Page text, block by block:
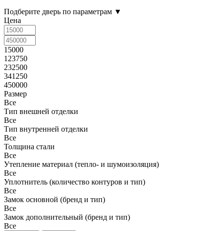
Подберите дверь по параметрам ▼
Цена
15000
123750
232500
341250
450000
Размер
Все
Тип внешней отделки
Все
Тип внутренней отделки
Все
Толщина стали
Все
Утепление материал (тепло- и шумоизоляция)
Все
Уплотнитель (количество контуров и тип)
Все
Замок основной (бренд и тип)
Все
Замок дополнительный (бренд и тип)
Все